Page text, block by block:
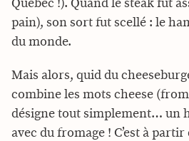
Québec !). Quand le steak fut
pain), son sort fut scellé : le
du monde.
Mais alors, quid du
combine les mots cheese
désigne tout simplement… un
avec du fromage ! C’est à